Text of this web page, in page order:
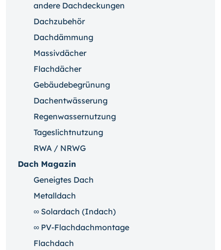
andere Dachdeckungen
Dachzubehör
Dachdämmung
Massivdächer
Flachdächer
Gebäudebegrünung
Dachentwässerung
Regenwassernutzung
Tageslichtnutzung
RWA / NRWG
Dach Magazin
Geneigtes Dach
Metalldach
∞ Solardach (Indach)
∞ PV-Flachdachmontage
Flachdach